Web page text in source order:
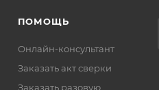
ПОМОЩЬ
Онлайн-консультант
Заказать акт сверки
Заказать разовую